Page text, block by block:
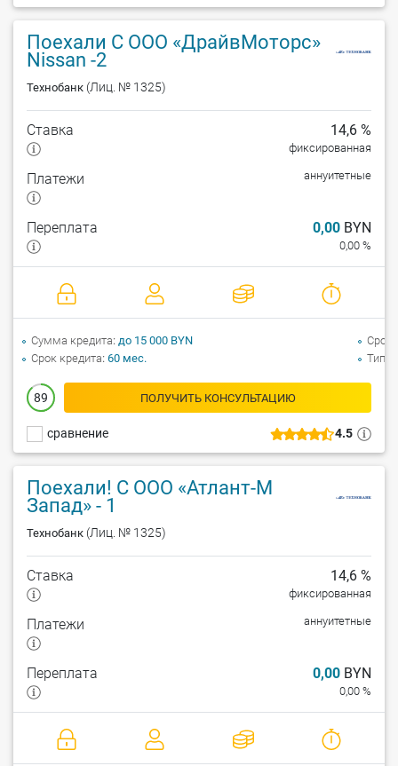
Поехали С ООО «ДрайвМоторс»
Nissan -2
Технобанк (Лиц. № 1325)
4.5
сравнение
Ставка 14,6 %
фиксированная
Платежи аннуитетные
Переплата 0,00 BYN
0,00 %
89 ПОЛУЧИТЬ КОНСУЛЬТАЦИЮ
Сумма кредита до 15 000 BYN
Срок кредита 60 мес.
Срок
Тип
Поехали! С ООО «Атлант-М
Запад» - 1
Технобанк (Лиц. № 1325)
Ставка 14,6 %
фиксированная
Платежи аннуитетные
Переплата 0,00 BYN
0,00 %